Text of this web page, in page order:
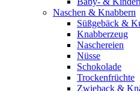
Naschen & Knabbern
Süßgebäck &
Knabberzeug
Naschereien
Nüsse
Schokolade
Trockenfrüchte
Zwieback &